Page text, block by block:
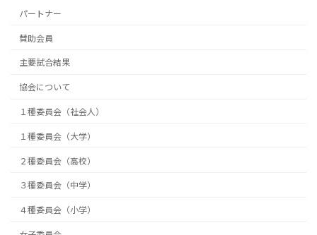
パートナー
賛助会員
主要試合結果
協会について
１種委員会（社会人）
１種委員会（大学）
２種委員会（高校）
３種委員会（中学）
４種委員会（小学）